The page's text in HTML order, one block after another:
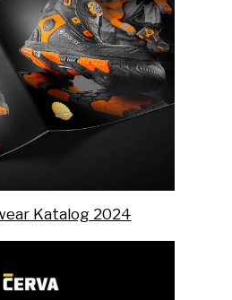
Katalog 2024